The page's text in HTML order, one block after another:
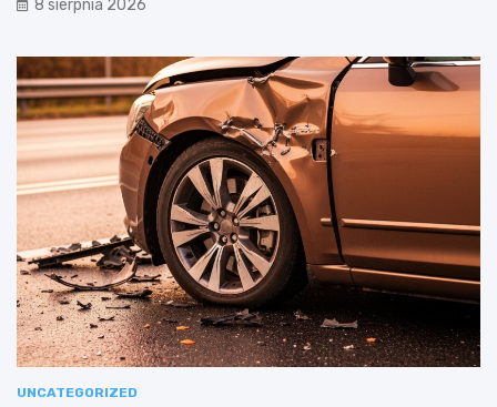
8 sierpnia 2026
UNCATEGORIZED